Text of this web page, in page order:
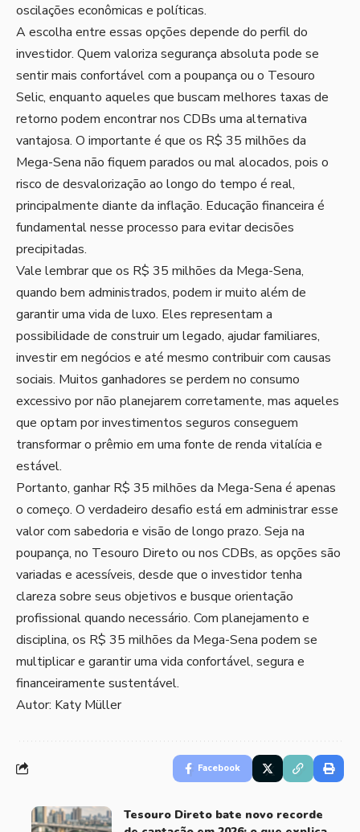
oscilações econômicas e políticas.
A escolha entre essas opções depende do perfil do
investidor. Quem valoriza segurança absoluta pode se
sentir mais confortável com a poupança ou o Tesouro
Selic, enquanto aqueles que buscam melhores taxas de
retorno podem encontrar nos CDBs uma alternativa
vantajosa. O importante é que os R$ 35 milhões da
Mega-Sena não fiquem parados ou mal alocados, pois o
risco de desvalorização ao longo do tempo é real,
principalmente diante da inflação. Educação financeira é
fundamental nesse processo para evitar decisões
precipitadas.
Vale lembrar que os R$ 35 milhões da Mega-Sena,
quando bem administrados, podem ir muito além de
garantir uma vida de luxo. Eles representam a
possibilidade de construir um legado, ajudar familiares,
investir em negócios e até mesmo contribuir com causas
sociais. Muitos ganhadores se perdem no consumo
excessivo por não planejarem corretamente, mas aqueles
que optam por investimentos seguros conseguem
transformar o prêmio em uma fonte de renda vitalícia e
estável.
Portanto, ganhar R$ 35 milhões da Mega-Sena é apenas
o começo. O verdadeiro desafio está em administrar esse
valor com sabedoria e visão de longo prazo. Seja na
poupança, no Tesouro Direto ou nos CDBs, as opções são
variadas e acessíveis, desde que o investidor tenha
clareza sobre seus objetivos e busque orientação
profissional quando necessário. Com planejamento e
disciplina, os R$ 35 milhões da Mega-Sena podem se
multiplicar e garantir uma vida confortável, segura e
financeiramente sustentável.
Autor: Katy Müller
Facebook
Tesouro Direto bate novo recorde